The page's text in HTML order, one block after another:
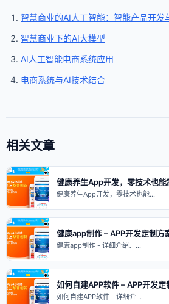
智慧商业的AI人工智能：智能产品开发
智慧商业下的AI大模型
AI人工智能电商系统应用
电商系统与AI技术结合
相关文章
健康养生App开发，零技术也
健康养生App开发，零技术也能…
健康app制作 – APP开发定制方
健康app制作 - 详细介绍、…
如何自建APP软件 – APP开发
如何自建APP软件 - 详细介…